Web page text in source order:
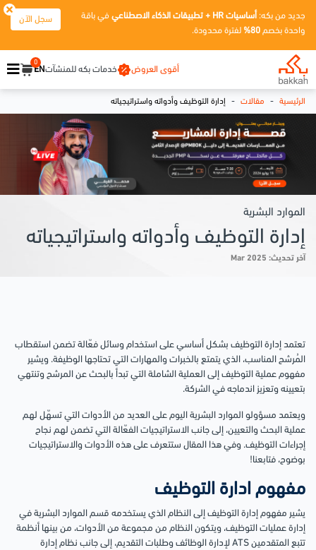
جديد من بكه: أساسيات HR + تطبيقات الذكاء الاصطناعي
في باقة
واحدة بخصم 80% لفترة محدودة.
سجل الآن
أقوى العروض خدمات بكه للمنشآتEN
0
الرئيسية - مقالات - إدارة التوظيف وأدواته واستراتيجياته
الموارد البشرية
إدارة التوظيف وأدواته واستراتيجياته
آخر تحديث: Mar 2025
تعتمد إدارة التوظيف بشكل أساسي على استخدام وسائل فعّالة تضمن استقطاب
المُرشح المناسب، الذي يتمتع بالخبرات والمهارات التي تحتاجها الوظيفة. ويشير
مفهوم عملية التوظيف إلى العملية الشاملة التي تبدأ بالبحث عن المرشح وتنتهي
بتعيينه وتعزيز اندماجه في الشركة.
ويعتمد مسؤولو الموارد البشرية اليوم على العديد من الأدوات التي تسهّل لهم
عملية البحث والتعيين، إلى جانب الاستراتيجيات الفعّالة التي تضمن لهم نجاح
إجراءات التوظيف. وفي هذا المقال ستتعرف على هذه الأدوات والاستراتيجيات
بوضوح، فتابعنا!
مفهوم ادارة التوظيف
يشير مفهوم إدارة التوظيف إلى النظام الذي يستخدمه قسم الموارد البشرية في
إدارة عمليات التوظيف، ويتكون النظام من مجموعة من الأدوات، من بينها أنظمة
تتبع المتقدمين ATS لإدارة الوظائف وطلبات التقديم، إلى جانب نظام إدارة